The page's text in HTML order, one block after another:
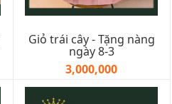
Giỏ trái cây - Tặng nàng
ngày 8-3
3,000,000